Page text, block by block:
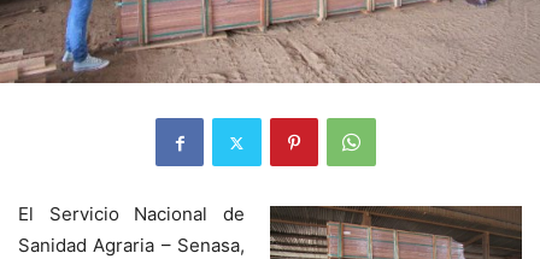
El Servicio Nacional de
Sanidad Agraria – Senasa,